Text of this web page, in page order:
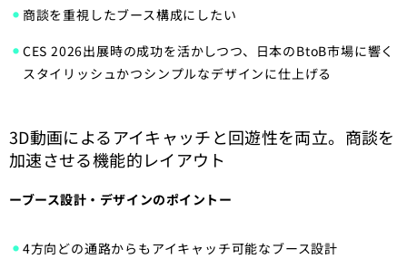
商談を重視したブース構成にしたい
CES 2026出展時の成功を活かしつつ、日本のBtoB市場に響く
スタイリッシュかつシンプルなデザインに仕上げる
3D動画によるアイキャッチと回遊性を両立。商談を
加速させる機能的レイアウト
ーブース設計・デザインのポイントー
4方向どの通路からもアイキャッチ可能なブース設計